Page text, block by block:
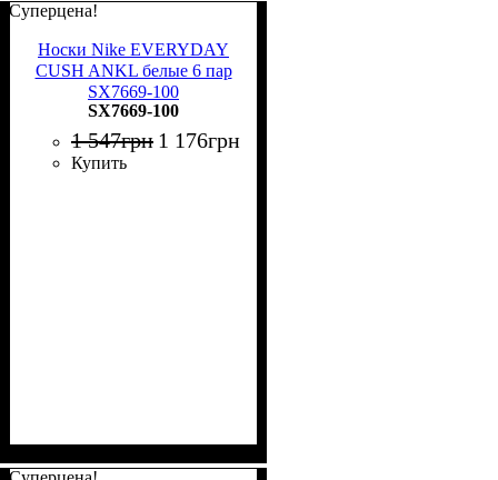
Суперцена!
Носки Nike EVERYDAY
CUSH ANKL белые 6 пар
SX7669-100
SX7669-100
1 547грн 1 176грн
Купить